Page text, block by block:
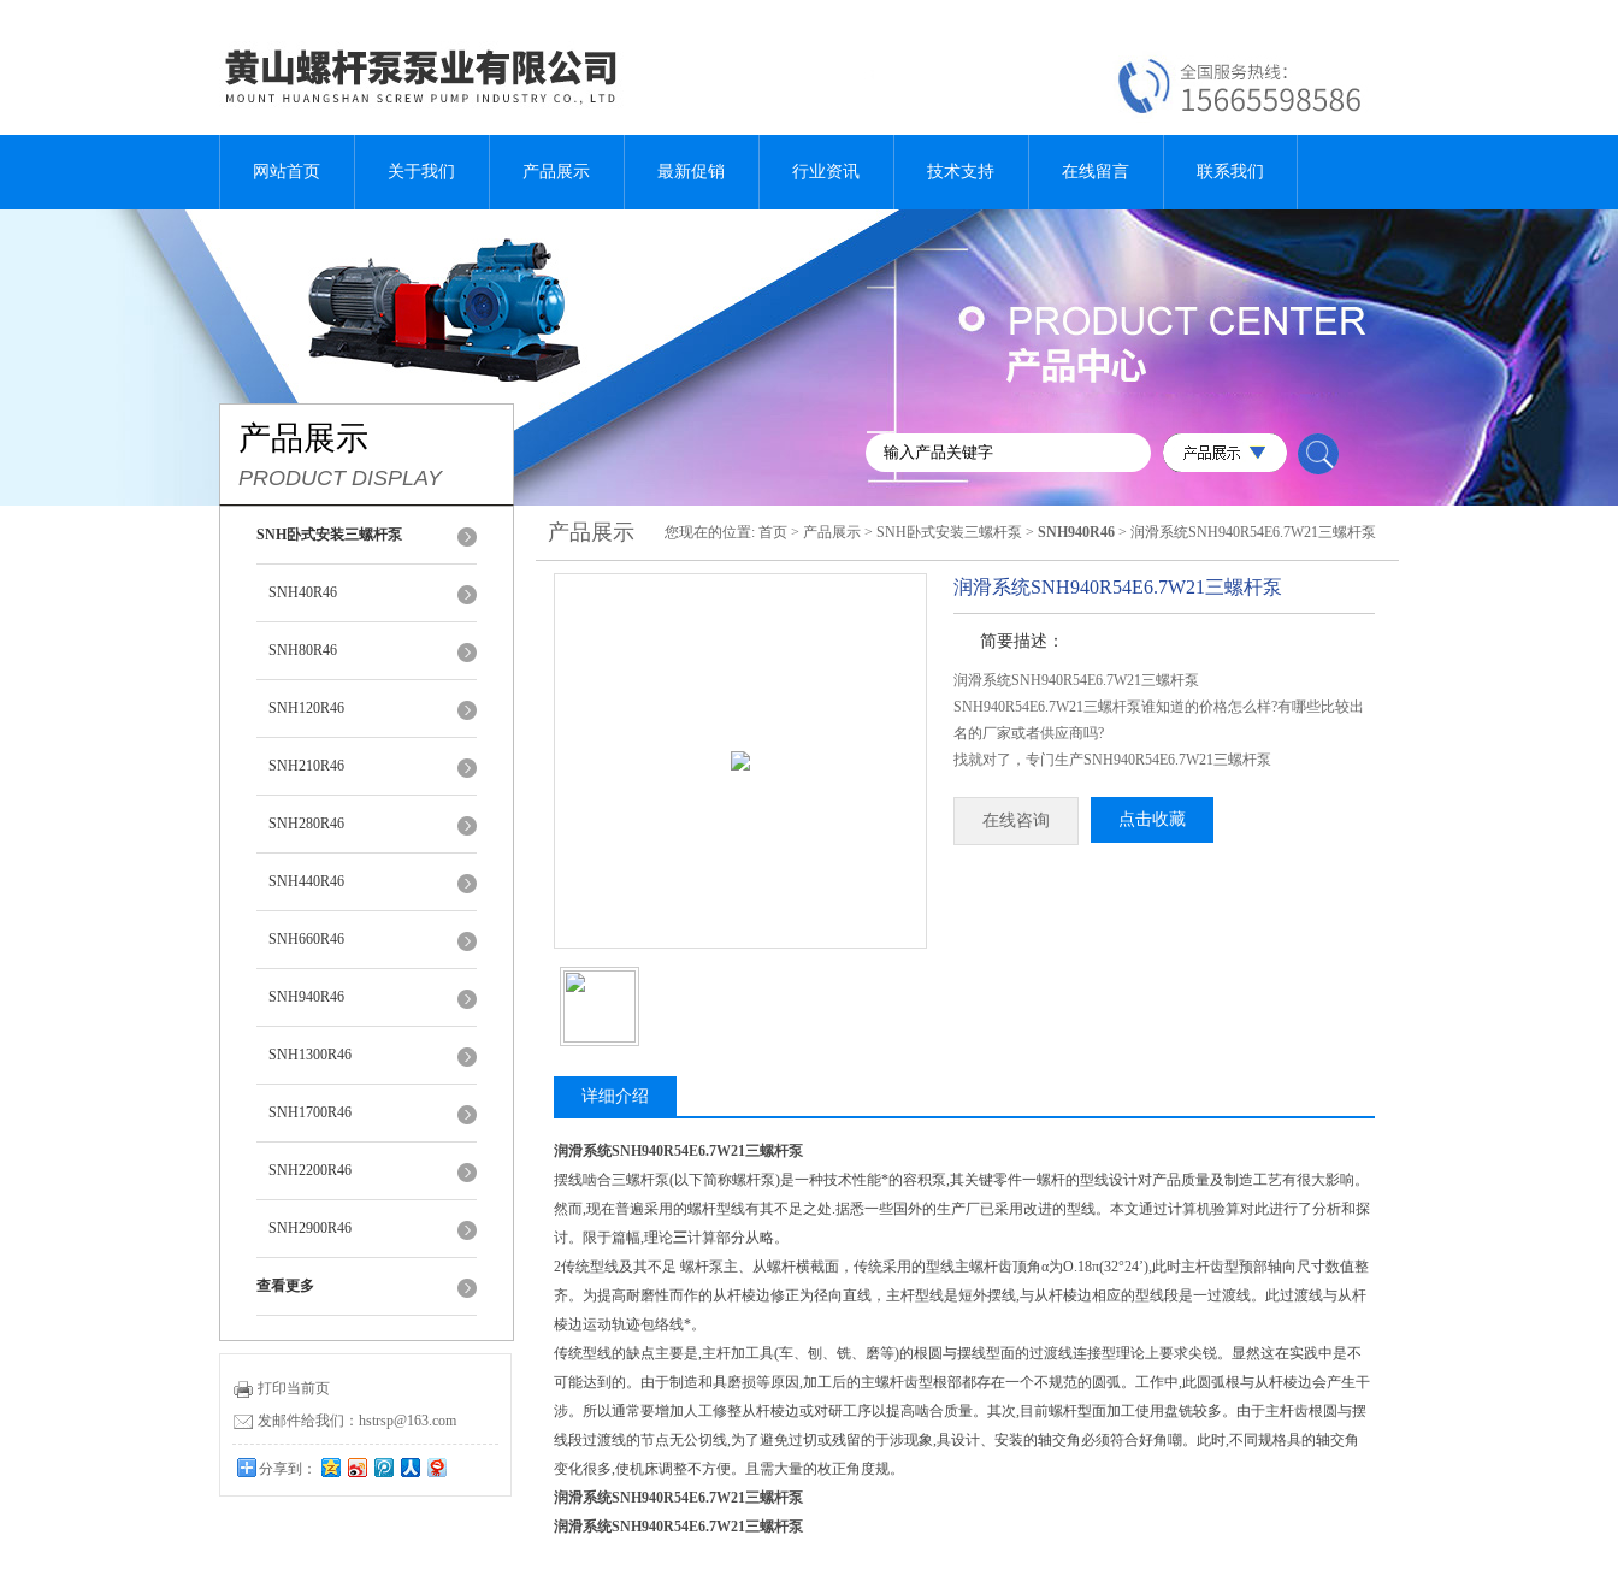
网站首页 关于我们 产品展示 最新促销 行业资讯 技术支持 在线留言 联系我们
产品展示
PRODUCT DISPLAY
SNH卧式安装三螺杆泵
SNH40R46
SNH80R46
SNH120R46
SNH210R46
SNH280R46
SNH440R46
SNH660R46
SNH940R46
SNH1300R46
SNH1700R46
SNH2200R46
SNH2900R46
查看更多
打印当前页
发邮件给我们：hstrsp@163.com
分享到：
产品展示 您现在的位置: 首页 > 产品展示 > SNH卧式安装三螺杆泵 > SNH940R46 > 润滑系统SNH940R54E6.7W21三螺杆泵
润滑系统SNH940R54E6.7W21三螺杆泵
简要描述：
润滑系统SNH940R54E6.7W21三螺杆泵
SNH940R54E6.7W21三螺杆泵谁知道的价格怎么样?有哪些比较出
名的厂家或者供应商吗?
找就对了，专门生产SNH940R54E6.7W21三螺杆泵
在线咨询 点击收藏
详细介绍
润滑系统SNH940R54E6.7W21三螺杆泵
摆线啮合三螺杆泵(以下简称螺杆泵)是一种技术性能*的容积泵,其关键零件一螺杆的型线设计对产品质量及制造工艺有很大影响。
然而,现在普遍采用的螺杆型线有其不足之处.据悉一些国外的生产厂已采用改进的型线。本文通过计算机验算对此进行了分析和探
讨。限于篇幅,理论三计算部分从略。
2传统型线及其不足 螺杆泵主、从螺杆横截面，传统采用的型线主螺杆齿顶角α为O.18π(32°24’),此时主杆齿型预部轴向尺寸数值整
齐。为提高耐磨性而作的从杆棱边修正为径向直线，主杆型线是短外摆线,与从杆棱边相应的型线段是一过渡线。此过渡线与从杆
棱边运动轨迹包络线*。
传统型线的缺点主要是,主杆加工具(车、刨、铣、磨等)的根圆与摆线型面的过渡线连接型理论上要求尖锐。显然这在实践中是不
可能达到的。由于制造和具磨损等原因,加工后的主螺杆齿型根部都存在一个不规范的圆弧。工作中,此圆弧根与从杆棱边会产生干
涉。所以通常要增加人工修整从杆棱边或对研工序以提高啮合质量。其次,目前螺杆型面加工使用盘铣较多。由于主杆齿根圆与摆
线段过渡线的节点无公切线,为了避免过切或残留的于涉现象,具设计、安装的轴交角必须符合好角嘲。此时,不同规格具的轴交角
变化很多,使机床调整不方便。且需大量的枚正角度规。
润滑系统SNH940R54E6.7W21三螺杆泵
润滑系统SNH940R54E6.7W21三螺杆泵